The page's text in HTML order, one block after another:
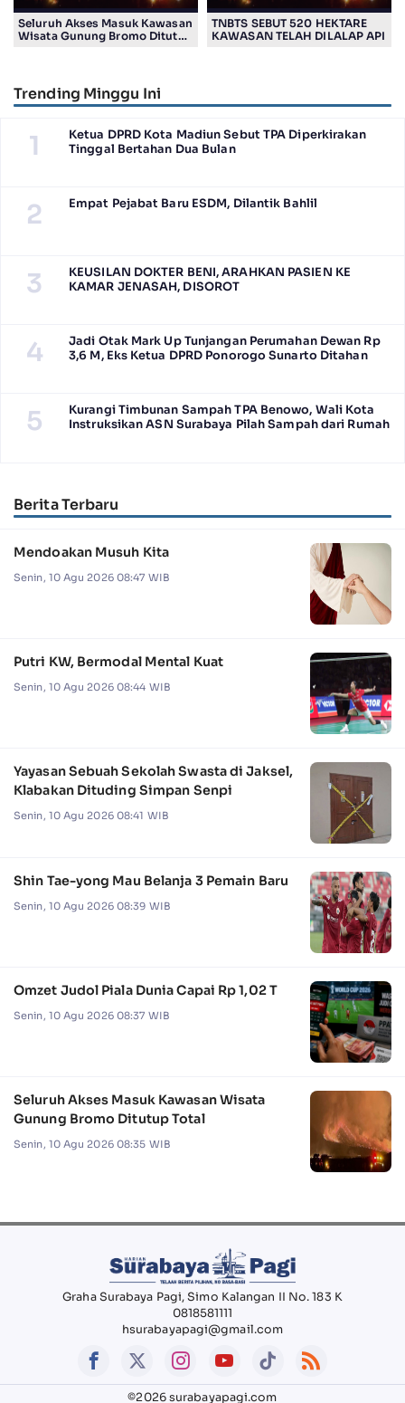
Seluruh Akses Masuk Kawasan
Wisata Gunung Bromo Ditutup
TNBTS SEBUT 520 HEKTARE
KAWASAN TELAH DILALAP API
Trending Minggu Ini
1
Ketua DPRD Kota Madiun Sebut TPA Diperkirakan
Tinggal Bertahan Dua Bulan
2 Empat Pejabat Baru ESDM, Dilantik Bahlil
3
KEUSILAN DOKTER BENI, ARAHKAN PASIEN KE
KAMAR JENASAH, DISOROT
4
Jadi Otak Mark Up Tunjangan Perumahan Dewan Rp
3,6 M, Eks Ketua DPRD Ponorogo Sunarto Ditahan
5
Kurangi Timbunan Sampah TPA Benowo, Wali Kota
Instruksikan ASN Surabaya Pilah Sampah dari Rumah
Berita Terbaru
Mendoakan Musuh Kita
Senin, 10 Agu 2026 08:47 WIB
Putri KW, Bermodal Mental Kuat
Senin, 10 Agu 2026 08:44 WIB
Yayasan Sebuah Sekolah Swasta di Jaksel,
Klabakan Dituding Simpan Senpi
Senin, 10 Agu 2026 08:41 WIB
Shin Tae-yong Mau Belanja 3 Pemain Baru
Senin, 10 Agu 2026 08:39 WIB
Omzet Judol Piala Dunia Capai Rp 1,02 T
Senin, 10 Agu 2026 08:37 WIB
Seluruh Akses Masuk Kawasan Wisata
Gunung Bromo Ditutup Total
Senin, 10 Agu 2026 08:35 WIB
Graha Surabaya Pagi, Simo Kalangan II No. 183 K
0818581111
hsurabayapagi@gmail.com
©2026 surabayapagi.com